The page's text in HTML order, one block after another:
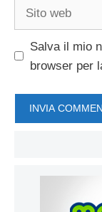
Salva il mio
browser per